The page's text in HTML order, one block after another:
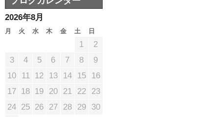
2026年8月
月 火 水 木 金 土 日
1
2
3
4 5 6 7 8
9
10
11 12 13 14 15
16
17 18 19 20 21 22
23
24 25 26 27 28 29
30